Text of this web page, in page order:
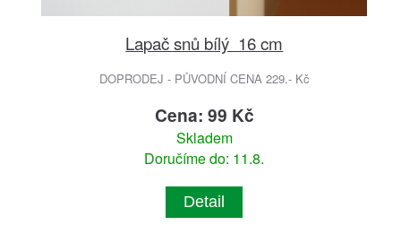
Lapač snů bílý 16 cm
DOPRODEJ - PŮVODNÍ CENA 229.- Kč
Cena: 99 Kč
Skladem
Doručíme do: 11.8.
Detail